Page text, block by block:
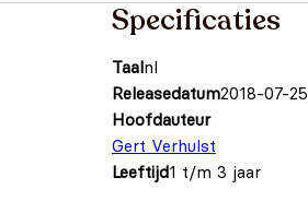
Specificaties
Taalnl
Releasedatum2018-07-25
Hoofdauteur
Gert Verhulst
Leeftijd1 t/m 3 jaar